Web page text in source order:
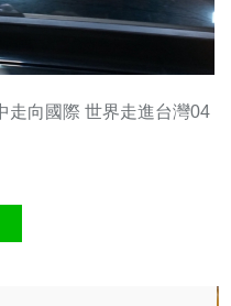
走向國際 世界走進台灣04